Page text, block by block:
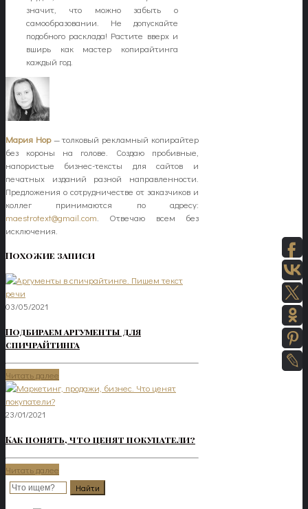
значит, что можно забыть о
самообразовании. Не допускайте
подобного расклада! Растите вверх и
вширь как мастер копирайтинга
каждый год.
Мария Нор— толковый рекламный копирайтер
без короны на голове. Создаю пробивные,
напористые бизнес-тексты для сайтов и
печатных изданий разной направленности.
Предложения о сотрудничестве от заказчиков и
коллег принимаются по адресу:
maestrotext@gmail.com . Отвечаю всем без
исключения.
Похожие записи
03/05/2021
Подбираем аргументы для
спичрайтинга
Читать далее
23/01/2021
Как понять, что ценят покупатели?
Читать далее